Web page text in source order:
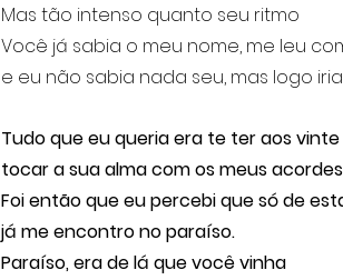
Mas tão intenso quanto seu ritmo
Você já sabia o meu nome, me leu
e eu não sabia nada seu, mas logo
Tudo que eu queria era te ter aos
tocar a sua alma com os meus acordes
Foi então que eu percebi que só de
já me encontro no paraíso.
Paraíso, era de lá que você vinha